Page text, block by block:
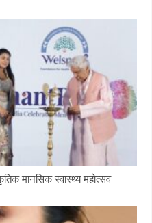
मानसिक स्वास्थ्य महोत्सव